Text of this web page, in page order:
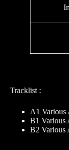
Tracklist :
A1 Various
B1 Various
B2 Various